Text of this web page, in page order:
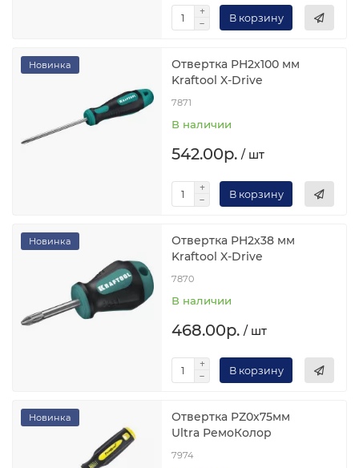
В корзину
Новинка
Отвертка PH2х100 мм
Kraftool X-Drive
7871
В наличии
542.00р. / шт
В корзину
Новинка
Отвертка PH2х38 мм
Kraftool X-Drive
7870
В наличии
468.00р. / шт
В корзину
Новинка
Отвертка PZ0х75мм
Ultra РемоКолор
7974